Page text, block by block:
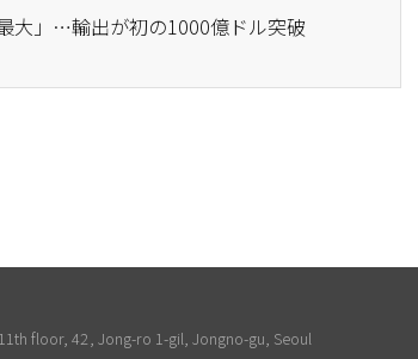
大」…輸出が初の1000億ドル突破
floor, 42, Jong-ro 1-gil, Jongno-gu, Seoul